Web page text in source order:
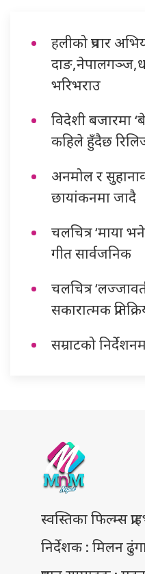
हलीको प्रचार
भरिभराउ
विदेशी बजारमा
कहिले हुँदैछ
अनमोल र
छायांकनमा जादै
चलचित्र ‘माया
गीत सार्वजनिक
चलचित्र
सकारात्मक
सम्राटको
स्वस्तिका फिल्म्स
निर्देशक : मिलन